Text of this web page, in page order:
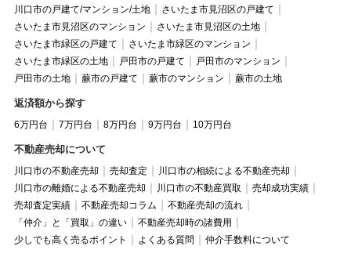
川口市の戸建て/マンション/土地
さいたま市見沼区の戸建て
さいたま市見沼区のマンション
さいたま市見沼区の土地
さいたま市緑区の戸建て
さいたま市緑区のマンション
さいたま市緑区の土地
戸田市の戸建て
戸田市のマンション
戸田市の土地
蕨市の戸建て 蕨市のマンション 蕨市の土地
返済額から探す
6万円台 7万円台 8万円台 9万円台 10万円台
不動産売却について
川口市の不動産売却 売却査定
川口市の相続による不動産売却
川口市の離婚による不動産売却
川口市の不動産買取
売却成功実績
売却査定実績
不動産売却コラム
不動産売却の流れ
「仲介」と「買取」の違い
不動産売却時の諸費用
少しでも高く売るポイント
よくある質問 仲介手数料について